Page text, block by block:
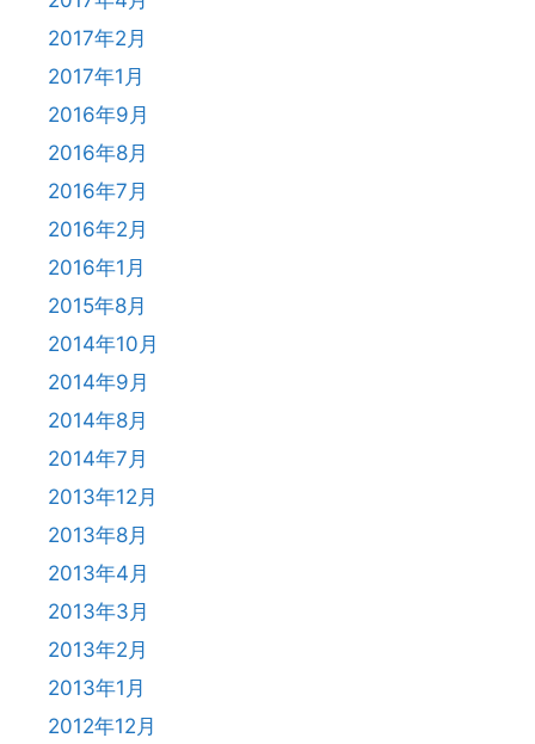
2017年2月
2017年1月
2016年9月
2016年8月
2016年7月
2016年2月
2016年1月
2015年8月
2014年10月
2014年9月
2014年8月
2014年7月
2013年12月
2013年8月
2013年4月
2013年3月
2013年2月
2013年1月
2012年12月